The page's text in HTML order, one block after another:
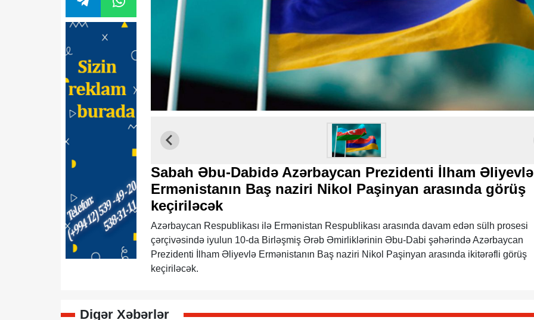
Sabah Əbu-Dabidə Azərbaycan Prezidenti İlham Əliyevlə
Ermənistanın Baş naziri Nikol Paşinyan arasında görüş
keçiriləcək
Azərbaycan Respublikası ilə Ermənistan Respublikası arasında davam edən sülh prosesi
çərçivəsində iyulun 10-da Birləşmiş Ərəb Əmirliklərinin Əbu-Dabi şəhərində Azərbaycan
Prezidenti İlham Əliyevlə Ermənistanın Baş naziri Nikol Paşinyan arasında ikitərəfli görüş
keçiriləcək.
Digər Xəbərlər